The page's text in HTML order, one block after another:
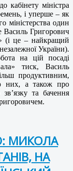
кабінету міністра
і уперше – як
міністерства один
Василь Григорович
(і це – найкращий
України).
на цій посаді
тиск, Василь
продуктивним,
них, а також про
зв’язку та бачення
МИКОЛА
НА